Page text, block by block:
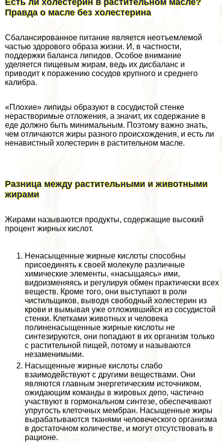
Есть ли холестерин в растительном масле?
Правда о масле без холестерина
Сбалансированное питание является неотъемлемой
частью здорового образа жизни. И, в частности,
поддержки баланса липидов. Особое внимание
уделяется пищевым жирам, ведь их дисбаланс и
приводит к поражению сосудов крупного и среднего
калибра.
«Плохие» липиды образуют в сосудистой стенке
нерастворимые отложения, а значит, их содержание в
еде должно быть минимальным. Поэтому важно знать,
чем отличаются жиры разного происхождения, и есть ли
ненавистный холестерин в растительном масле.
Разница между растительными и животными
жирами
Жирами называются продукты, содержащие высокий
процент жирных кислот.
Ненасыщенные жирные кислоты способны
присоединять к своей молекуле различные
химические элементы, «насыщаясь» ими,
видоизменяясь и регулируя обмен пpaктически всех
веществ. Кроме того, они выступают в роли
чистильщиков, выводя свободный холестерин из
крови и вымывая уже отложившийся из сосудистой
стенки. Клетками животных и человека
полиненасыщенные жирные кислоты не
синтезируются, они попадают в их организм только
с растительной пищей, потому и называются
незаменимыми.
Насыщенные жирные кислоты слабо
взаимодействуют с другими веществами. Они
являются главным энергетическим источником,
ожидающим комaнды в жировых депо, частично
участвуют в гормональном синтезе, обеспечивают
упругость клеточных мембран. Насыщенные жиры
выpaбатываются тканями человеческого организма
в достаточном количестве, и могут отсутствовать в
рационе.